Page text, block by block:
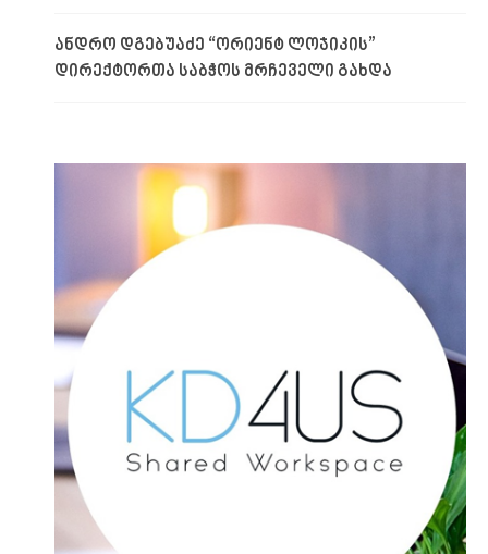
ანდრო დგებუაძე “ორიენტ ლოჯიკის”
დირექტორთა საბჭოს მრჩეველი გახდა